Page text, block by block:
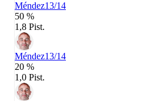
Méndez13/14
50 %
1,8 Pist.
Méndez13/14
20 %
1,0 Pist.